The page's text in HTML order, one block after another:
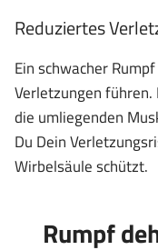
Reduziertes
Ein schwacher
Verletzungen
die umliegenden
Du Dein
Wirbelsäule schützt.
Rumpf